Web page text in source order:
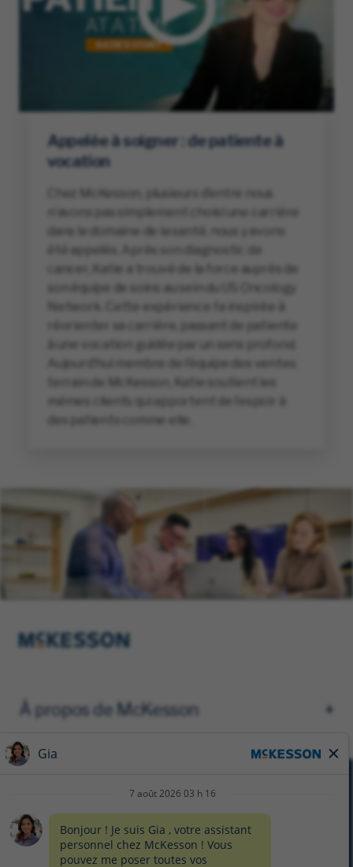
Appelée à soigner : de patiente à
vocation
Chez McKesson, plusieurs d’entre nous
n’avons pas simplement choisi une carrière
dans le domaine de la santé, nous y avons
été appelés. Après son diagnostic de
cancer, Katie a trouvé de la force auprès de
son équipe de soins au sein du US Oncology
Network. Cette expérience l’a inspirée à
réorienter sa carrière, passant de patiente
à une vocation guidée par un sens profond.
Aujourd’hui membre de l’équipe des ventes
terrain de McKesson, Katie soutient les
mêmes clients qui apportent de l’espoir à
des patients comme elle.
À propos de McKesson
FORMULAIRE DE CONFIDENTIALITÉ
PRÉFÉRENCES EN MATIÈRE DE TÉMOINS